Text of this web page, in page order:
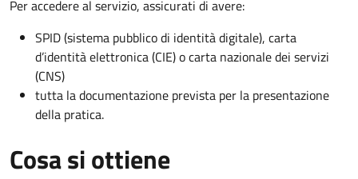
Per accedere al servizio, assicurati di avere:
SPID (sistema pubblico di identità digitale), carta
d’identità elettronica (CIE) o carta nazionale dei servizi
(CNS)
tutta la documentazione prevista per la presentazione
della pratica.
Cosa si ottiene